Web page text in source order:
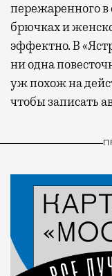
пережаренного
брючках и
эффектно. В
ни одна
уж похож на
чтобы записать